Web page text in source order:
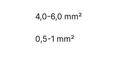
4,0-6,0 mm²
0,5-1 mm²